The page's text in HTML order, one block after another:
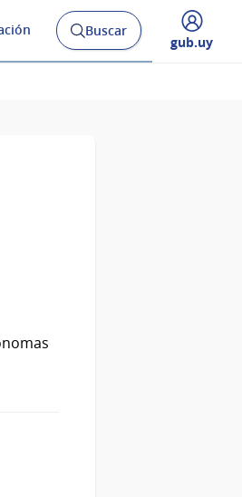
Abrir
buscador
Buscar
Desplegar
gub.uy